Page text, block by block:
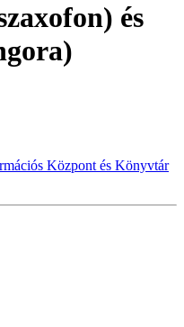
és
Központ és Könyvtár